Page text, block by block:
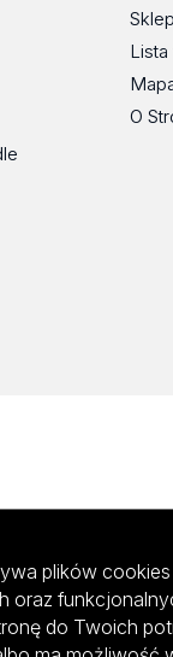
O
plików
do Twoich